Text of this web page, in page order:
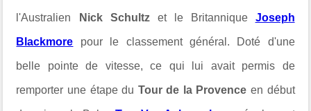
l'Australien Nick Schultzet le Britannique Joseph
Blackmore pour le classement général. Doté d'une
belle pointe de vitesse, ce qui lui avait permis de
remporter une étape du Tour de la Provence en début